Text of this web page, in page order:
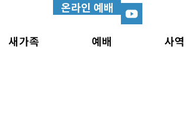
온라인 예배
새가족 예배 사역